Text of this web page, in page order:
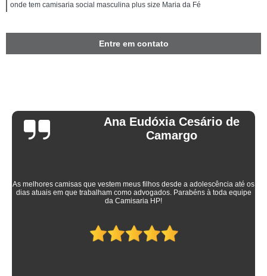
onde tem camisaria social masculina plus size Maria da Fé
Entre em contato
Ana Eudóxia Cesário de
Camargo
As melhores camisas que vestem meus filhos desde a adolescência até os
dias atuais em que trabalham como advogados. Parabéns à toda equipe
da Camisaria HP!